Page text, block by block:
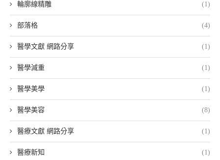
輪廓線精雕 (1)
部落格 (4)
醫學文獻 網路分享 (1)
醫學減重 (1)
醫學美學 (1)
醫學美容 (8)
醫療文獻 網路分享 (1)
醫療新知 (1)